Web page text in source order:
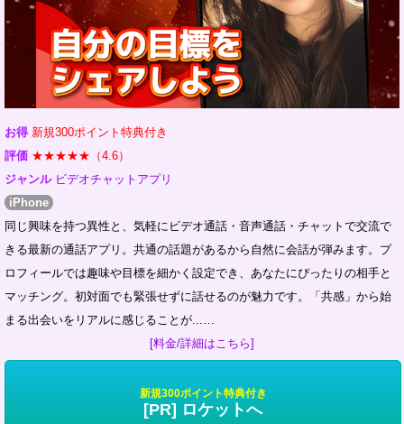
お得 新規300ポイント特典付き
評価 ★★★★★（4.6）
ジャンル ビデオチャットアプリ
iPhone
同じ興味を持つ異性と、気軽にビデオ通話・音声通話・チャットで交流で
きる最新の通話アプリ。共通の話題があるから自然に会話が弾みます。プ
ロフィールでは趣味や目標を細かく設定でき、あなたにぴったりの相手と
マッチング。初対面でも緊張せずに話せるのが魅力です。「共感」から始
まる出会いをリアルに感じることが...…
[料金/詳細はこちら]
新規300ポイント特典付き
[PR] ロケットへ